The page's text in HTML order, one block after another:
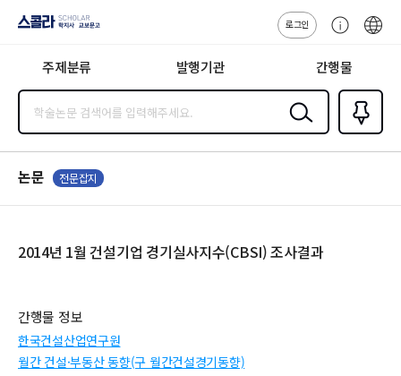
지사·교보문고
로그인
센
주제분류 발행기관 간행물
검색
즐겨찾
기0
논문 전문잡지
2014년 1월 건설기업 경기실사지수(CBSI) 조사결과
간행물 정보
한국건설산업연구원
월간 건설·부동산 동향(구 월간건설경기동향)